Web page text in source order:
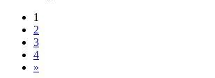
1
2
3
4
»